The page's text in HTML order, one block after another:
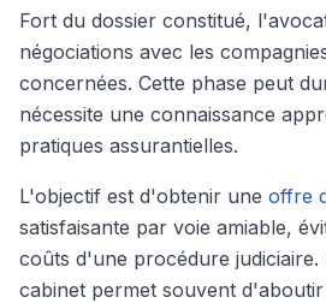
Fort du dossier constitué,
négociations avec les
concernées. Cette phase peut
nécessite une connaissance
pratiques assurantielles.
L'objectif est d'obtenir une offre
satisfaisante par voie amiable,
coûts d'une procédure judiciaire.
cabinet permet souvent